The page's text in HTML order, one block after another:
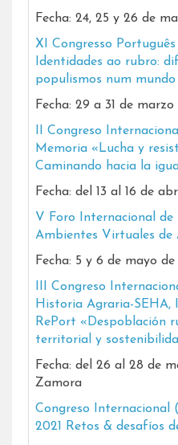
Fecha: 24, 25 y 26 de
XI Congresso
Identidades ao rubro:
populismos num
Fecha: 29 a 31 de marzo
II Congreso
Memoria «Lucha y
Caminando hacia la
Fecha: del 13 al 16 de
V Foro Internacional de
Ambientes Virtuales de
Fecha: 5 y 6 de mayo de
III Congreso
Historia Agraria-SEHA,
RePort «Despoblación
territorial y
Fecha: del 26 al 28 de
Zamora
Congreso Internacional
2021 Retos & desafíos